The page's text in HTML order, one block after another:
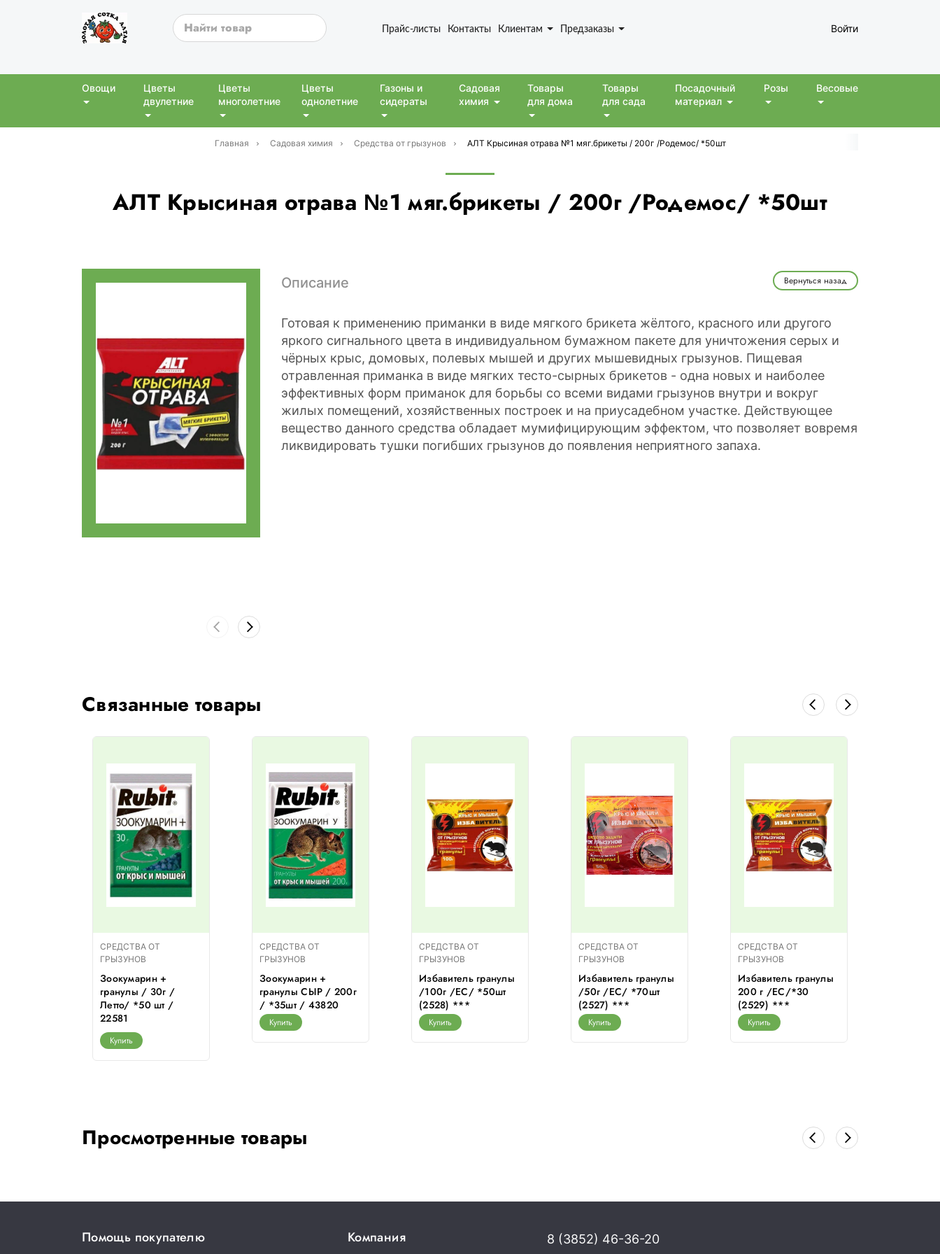
Прайс-листы Контакты Клиентам Предзаказы Войти
Овощи
Цветы
двулетние
Цветы
многолетние
Цветы
однолетние
Газоны и
сидераты
Садовая
химия
Товары
для дома
Товары
для сада
Посадочный
материал
Розы Весовые
Главная Садовая химия Средства от грызунов АЛТ Крысиная отрава №1 мяг.брикеты / 200г /Родемос/ *50шт
АЛТ Крысиная отрава №1 мяг.брикеты / 200г /Родемос/ *50шт
Вернуться назад
Описание
Готовая к применению приманки в виде мягкого брикета жёлтого, красного или другого
яркого сигнального цвета в индивидуальном бумажном пакете для уничтожения серых и
чёрных крыс, домовых, полевых мышей и других мышевидных грызунов. Пищевая
отравленная приманка в виде мягких тесто-сырных брикетов - одна новых и наиболее
эффективных форм приманок для борьбы со всеми видами грызунов внутри и вокруг
жилых помещений, хозяйственных построек и на приусадебном участке. Действующее
вещество данного средства обладает мумифицирующим эффектом, что позволяет вовремя
ликвидировать тушки погибших грызунов до появления неприятного запаха.
Связанные товары
СРЕДСТВА ОТ
ГРЫЗУНОВ
Зоокумарин +
гранулы / 30г /
Летто/ *50 шт /
22581
Купить
СРЕДСТВА ОТ
ГРЫЗУНОВ
Зоокумарин +
гранулы СЫР / 200г
/ *35шт / 43820
Купить
СРЕДСТВА ОТ
ГРЫЗУНОВ
Избавитель гранулы
/100г /ЕС/ *50шт
(2528) ***
Купить
СРЕДСТВА ОТ
ГРЫЗУНОВ
Избавитель гранулы
/50г /ЕС/ *70шт
(2527) ***
Купить
СРЕДСТВА ОТ
ГРЫЗУНОВ
Избавитель гранулы
200 г /ЕС/*30
(2529) ***
Купить
Просмотренные товары
Помощь покупателю Компания 8 (3852) 46-36-20